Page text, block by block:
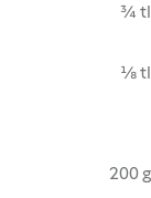
¾ tl
⅛ tl
200 g